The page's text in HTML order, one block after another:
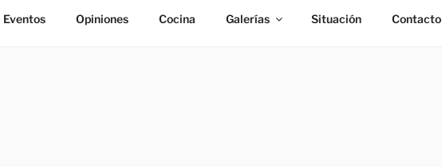
Eventos Opiniones Cocina Galerías Situación Contacto